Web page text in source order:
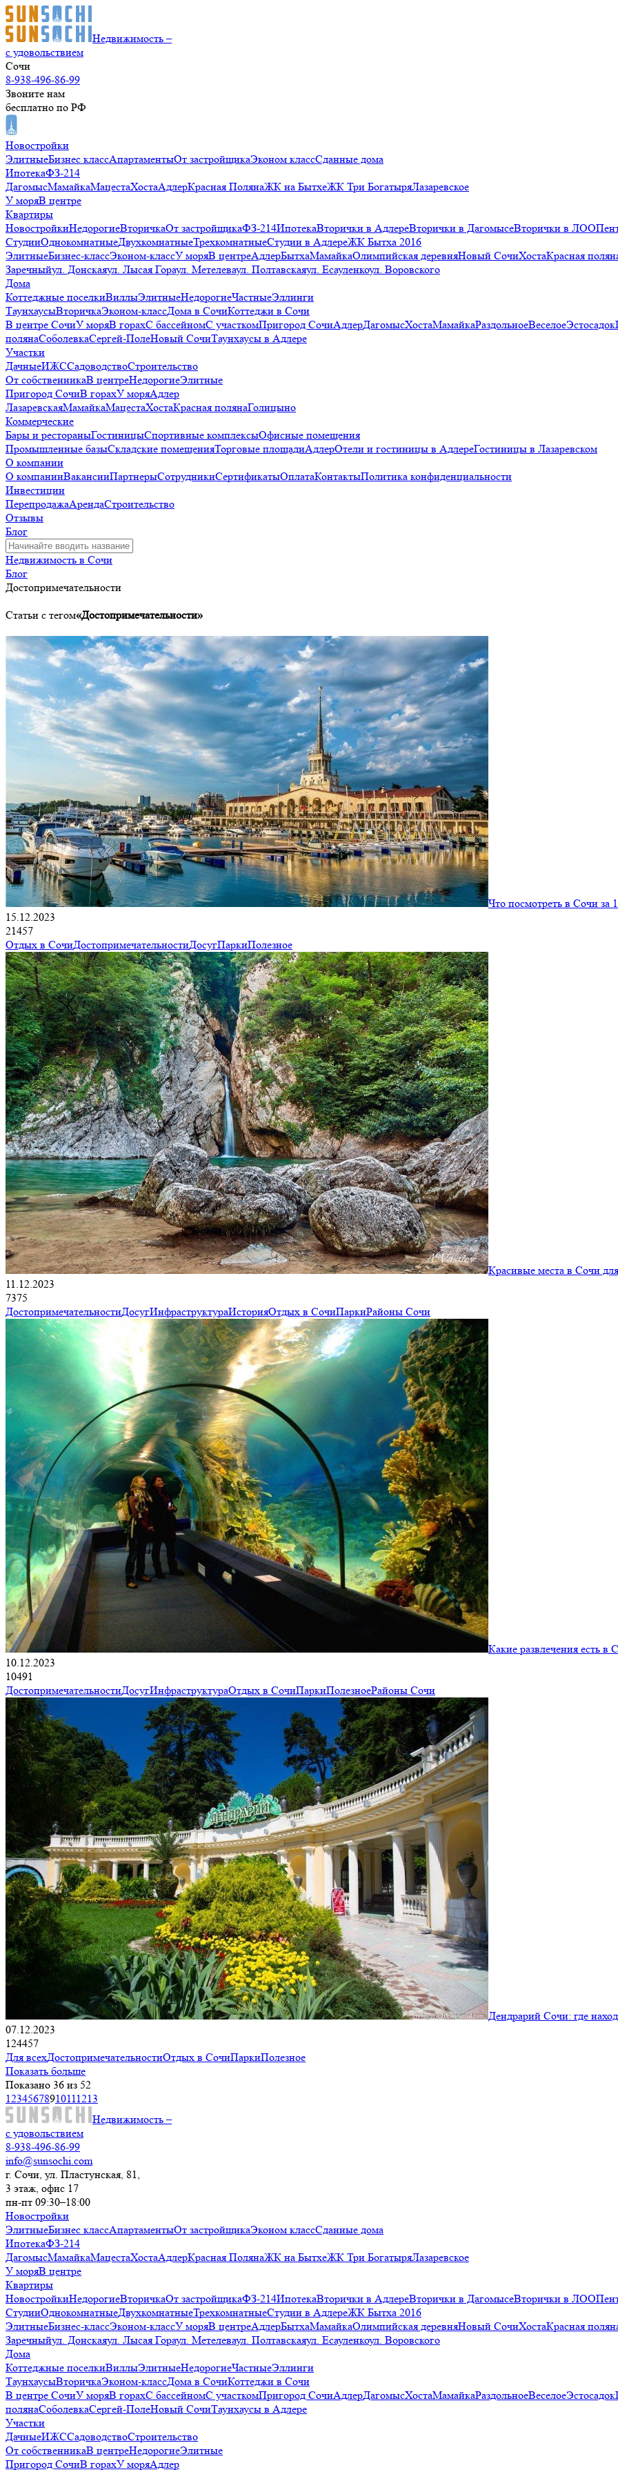
Недвижимость –
с удовольствием
Сочи
8-938-496-86-99
Звоните нам
бесплатно по РФ
Новостройки
ЭлитныеБизнес классАпартаментыОт застройщикаЭконом классСданные дома
ИпотекаФЗ-214
ДагомысМамайкаМацестаХостаАдлерКрасная ПолянаЖК на БытхеЖК Три БогатыряЛазаревское
У моряВ центре
Квартиры
НовостройкиНедорогиеВторичкаОт застройщикаФЗ-214ИпотекаВторички в АдлереВторички в ДагомысеВторички в ЛОО
СтудииОднокомнатныеДвухкомнатныеТрехкомнатныеСтудии в АдлереЖК Бытха 2016
ЭлитныеБизнес-классЭконом-классУ моряВ центреАдлерБытхаМамайкаОлимпийская деревняНовый СочиХостаКрасная
Заречныйул. Донскаяул. Лысая Гораул. Метелеваул. Полтавскаяул. Есауленкоул. Воровского
Дома
Коттеджные поселкиВиллыЭлитныеНедорогиеЧастныеЭллинги
ТаунхаусыВторичкаЭконом-классДома в СочиКоттеджи в Сочи
В центре СочиУ моряВ горахС бассейномС участкомПригород СочиАдлерДагомысХостаМамайкаРаздольноеВеселоеЭстосадок
полянаСоболевкаСергей-ПолеНовый СочиТаунхаусы в Адлере
Участки
ДачныеИЖССадоводствоСтроительство
От собственникаВ центреНедорогиеЭлитные
Пригород СочиВ горахУ моряАдлер
ЛазаревскаяМамайкаМацестаХостаКрасная полянаГолицыно
Коммерческие
Бары и рестораныГостиницыСпортивные комплексыОфисные помещения
Промышленные базыСкладские помещенияТорговые площадиАдлерОтели и гостиницы в АдлереГостиницы в Лазаревском
О компании
О компанииВакансииПартнерыСотрудникиСертификатыОплатаКонтактыПолитика конфиденциальности
Инвестиции
ПерепродажаАрендаСтроительство
Отзывы
Блог
Недвижимость в Сочи
Блог
Достопримечательности
Статьи с тегом«Достопримечательности»
Что посмотреть в Сочи за
15.12.2023
21457
Отдых в СочиДостопримечательностиДосугПаркиПолезное
Красивые места в Сочи
11.12.2023
7375
ДостопримечательностиДосугИнфраструктураИсторияОтдых в СочиПаркиРайоны Сочи
Какие развлечения есть в
10.12.2023
10491
ДостопримечательностиДосугИнфраструктураОтдых в СочиПаркиПолезноеРайоны Сочи
Дендрарий Сочи: где
07.12.2023
124457
Для всехДостопримечательностиОтдых в СочиПаркиПолезное
Показать больше
Показано 36 из 52
12345678910111213
Недвижимость –
с удовольствием
8-938-496-86-99
info@sunsochi.com
г. Сочи, ул. Пластунская, 81,
3 этаж, офис 17
пн-пт 09:30–18:00
Новостройки
ЭлитныеБизнес классАпартаментыОт застройщикаЭконом классСданные дома
ИпотекаФЗ-214
ДагомысМамайкаМацестаХостаАдлерКрасная ПолянаЖК на БытхеЖК Три БогатыряЛазаревское
У моряВ центре
Квартиры
НовостройкиНедорогиеВторичкаОт застройщикаФЗ-214ИпотекаВторички в АдлереВторички в ДагомысеВторички в ЛОО
СтудииОднокомнатныеДвухкомнатныеТрехкомнатныеСтудии в АдлереЖК Бытха 2016
ЭлитныеБизнес-классЭконом-классУ моряВ центреАдлерБытхаМамайкаОлимпийская деревняНовый СочиХостаКрасная
Заречныйул. Донскаяул. Лысая Гораул. Метелеваул. Полтавскаяул. Есауленкоул. Воровского
Дома
Коттеджные поселкиВиллыЭлитныеНедорогиеЧастныеЭллинги
ТаунхаусыВторичкаЭконом-классДома в СочиКоттеджи в Сочи
В центре СочиУ моряВ горахС бассейномС участкомПригород СочиАдлерДагомысХостаМамайкаРаздольноеВеселоеЭстосадок
полянаСоболевкаСергей-ПолеНовый СочиТаунхаусы в Адлере
Участки
ДачныеИЖССадоводствоСтроительство
От собственникаВ центреНедорогиеЭлитные
Пригород СочиВ горахУ моряАдлер